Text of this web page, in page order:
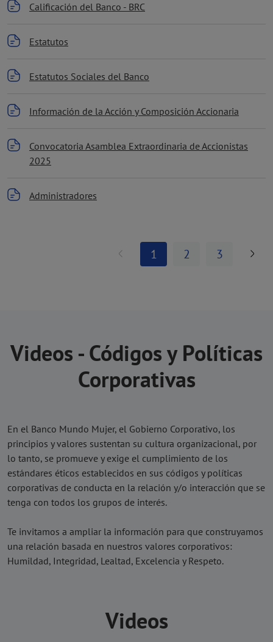
Calificación del Banco - BRC
Estatutos
Estatutos Sociales del Banco
Información de la Acción y Composición Accionaria
Convocatoria Asamblea Extraordinaria de Accionistas
2025
Administradores
1 2 3
Videos - Códigos y Políticas
Corporativas
En el Banco Mundo Mujer, el Gobierno Corporativo, los
principios y valores sustentan su cultura organizacional, por
lo tanto, se promueve y exige el cumplimiento de los
estándares éticos establecidos en sus códigos y políticas
corporativas de conducta en la relación y/o interacción que se
tenga con todos los grupos de interés.
Te invitamos a ampliar la información para que construyamos
una relación basada en nuestros valores corporativos:
Humildad, Integridad, Lealtad, Excelencia y Respeto.
Videos